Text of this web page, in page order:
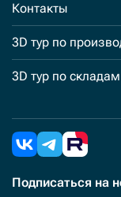
Контакты
3D тур по
3D тур по складам
Подписаться на